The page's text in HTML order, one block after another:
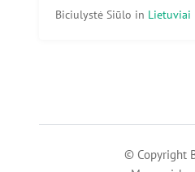
Biciulystė Siūlo in Lietuviai
© Copyright